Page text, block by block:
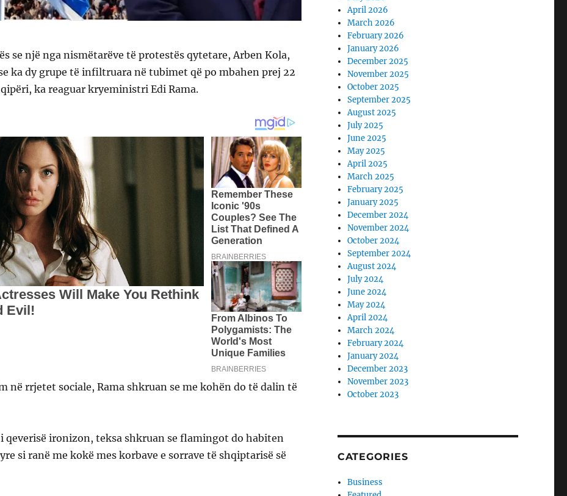
se një nga nismëtarëve të protestës qytetare, Arben Kola,
ka dy grupe të infiltruara në tubimet që po mbahen prej 22
ka reaguar kryeministri Edi Rama.
në rrjetet sociale, Rama shkruan se me kohën do të dalin të
qeverisë ironizon, teksa shkruan se flamingot do habiten
si ranë me kokë mes korbave e sorrave të shqiptarisë së
April 2026
March 2026
February 2026
January 2026
December 2025
November 2025
October 2025
September 2025
August 2025
July 2025
June 2025
May 2025
April 2025
March 2025
February 2025
January 2025
December 2024
November 2024
October 2024
September 2024
August 2024
July 2024
June 2024
May 2024
April 2024
March 2024
February 2024
January 2024
December 2023
November 2023
October 2023
CATEGORIES
Business